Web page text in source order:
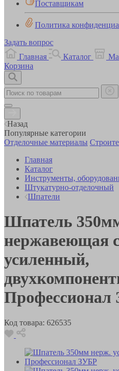
Поставщикам
Политика
Задать вопрос
Главная
Каталог
Корзина
Назад
Популярные категории
Отделочные материалы
Главная
Каталог
Инструменты,
Штукатурно-отделочный
Шпатели
Шпатель
нержавеющая
усиленный,
Профессионал
Код товара: 626535